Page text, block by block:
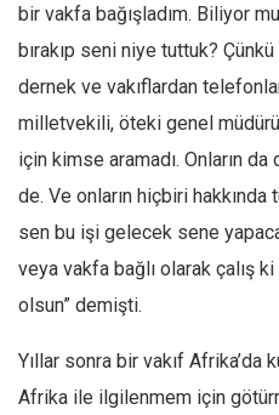
Bağdagül Öz
Esra Elönü
Bu Sayı
Tüm Sayılar
Kategoriler
Kültür Sanat
Kitap
Karisi kitap sualleri
7 soruda bu hafta
bir vakfa bağışladım. Biliyor
bırakıp seni niye tuttuk?
dernek ve vakıflardan
milletvekili, öteki genel
için kimse aramadı. Onların
de. Ve onların hiçbiri hakkında
sen bu işi gelecek sene
veya vakfa bağlı olarak çalış
olsun” demişti.
Yıllar sonra bir vakıf
Afrika ile ilgilenmem için